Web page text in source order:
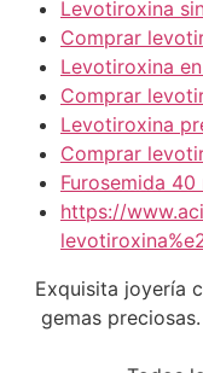
Levotiroxina​
Comprar
Levotiroxina​
Comprar
Levotiroxina​
Comprar
Furosemida
https://
Exquisita joyería
gemas